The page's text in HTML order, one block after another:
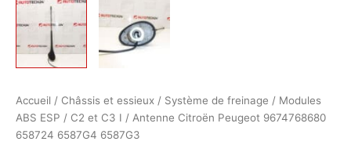
Accueil / Châssis et essieux / Système de freinage / Modules
ABS ESP / C2 et C3 I / Antenne Citroën Peugeot 9674768680
658724 6587G4 6587G3